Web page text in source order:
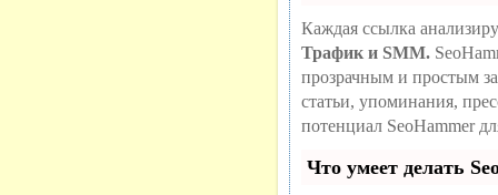
Каждая ссылка
Трафик и SMM.
прозрачным и простым
статьи, упоминания,
потенциал SeoHammer
Что умеет делать